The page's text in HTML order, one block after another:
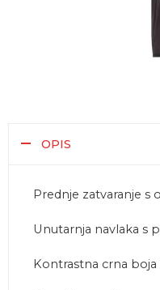
OPIS
Prednje zatvaranje
Unutarnja navlaka s
Kontrastna crna